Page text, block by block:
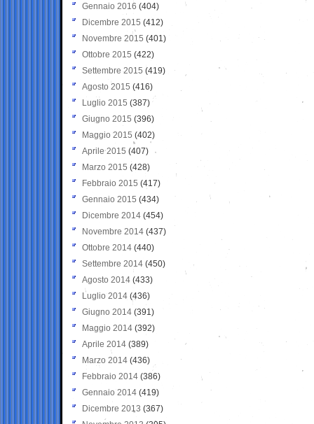
Gennaio 2016 (404)
Dicembre 2015 (412)
Novembre 2015 (401)
Ottobre 2015 (422)
Settembre 2015 (419)
Agosto 2015 (416)
Luglio 2015 (387)
Giugno 2015 (396)
Maggio 2015 (402)
Aprile 2015 (407)
Marzo 2015 (428)
Febbraio 2015 (417)
Gennaio 2015 (434)
Dicembre 2014 (454)
Novembre 2014 (437)
Ottobre 2014 (440)
Settembre 2014 (450)
Agosto 2014 (433)
Luglio 2014 (436)
Giugno 2014 (391)
Maggio 2014 (392)
Aprile 2014 (389)
Marzo 2014 (436)
Febbraio 2014 (386)
Gennaio 2014 (419)
Dicembre 2013 (367)